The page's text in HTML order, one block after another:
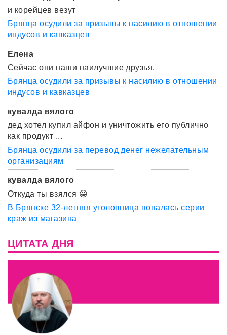
и корейцев везут
Брянца осудили за призывы к насилию в отношении
индусов и кавказцев
Елена
Сейчас они наши наилучшие друзья.
Брянца осудили за призывы к насилию в отношении
индусов и кавказцев
кувалда вялого
дед хотел купил айфон и уничтожить его публично
как продукт ...
Брянца осудили за перевод денег нежелательным
организациям
кувалда вялого
Откуда ты взялся 😀
В Брянске 32-летняя уголовница попалась серии
краж из магазина
ЦИТАТА ДНЯ